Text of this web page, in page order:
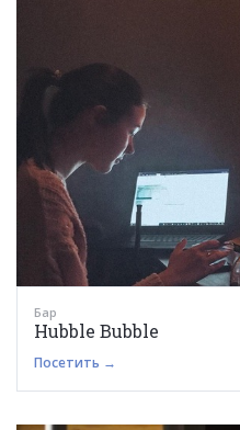
Бар
Hubble Bubble
Посетить →